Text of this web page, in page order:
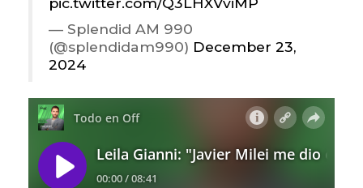
— Splendid AM 990
(@splendidam990) December 23,
2024